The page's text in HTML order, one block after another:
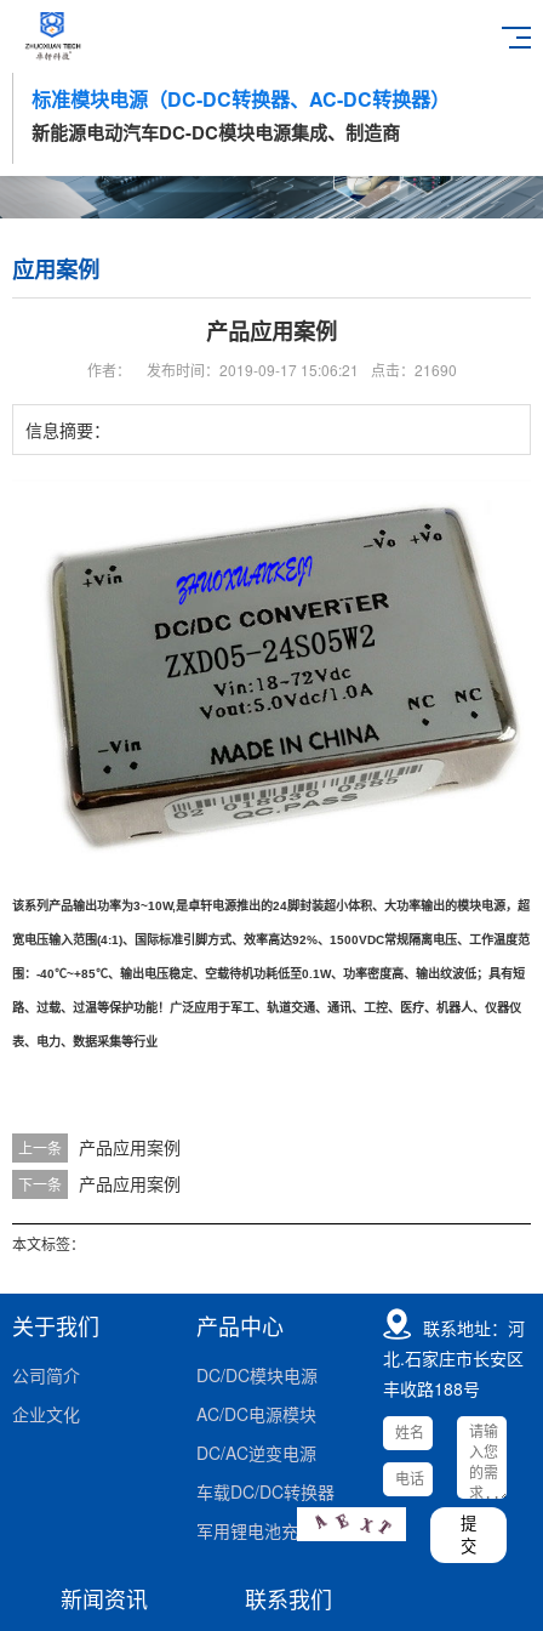
标准模块电源（DC-DC转换器、AC-DC转换器）
新能源电动汽车DC-DC模块电源集成、制造商
应用案例
产品应用案例
作者： 发布时间：2019-09-17 15:06:21 点击：21690
信息摘要：
该系列产品输出功率为3~10W,是卓轩电源推出的24脚封装超小体积、大功率输出的模块电源，超
宽电压输入范围(4:1)、国际标准引脚方式、 效率高达92%、1500VDC常规隔离电压、工作温度范
围：-40℃~+85℃、输出电压稳定、空载待机功耗低至0.1W、功率密度高、输出纹波低；具有短
路、过载、过温等保护功能！ 广泛应用于军工、轨道交通、通讯、工控、医疗、机器人、仪器仪
表、电力、数据采集等行业
上一条 产品应用案例
下一条 产品应用案例
本文标签：
关于我们
公司简介
企业文化
产品中心
DC/DC模块电源
AC/DC电源模块
DC/AC逆变电源
车载DC/DC转换器
军用锂电池充电器
新闻资讯 联系我们
联系地址：河
北.石家庄市长安区
丰收路188号
提
交